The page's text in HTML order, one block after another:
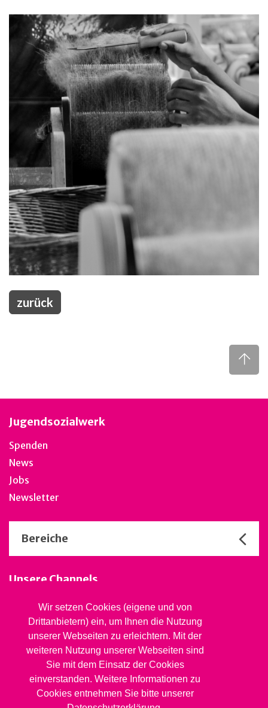
Wir setzen Cookies (eigene und von
Drittanbietern) ein, um Ihnen die Nutzung
unserer Webseiten zu erleichtern. Mit der
weiteren Nutzung unserer Webseiten sind
Sie mit dem Einsatz der Cookies
einverstanden. Weitere Informationen zu
Cookies entnehmen Sie bitte unserer
zurück
Jugendsozialwerk
Spenden
News
Jobs
Newsletter
Bereiche
Unsere Channels
Stiftung Jugendsozialwerk
Blaues Kreuz BL
Rheinstrasse 20, 4410 Liestal
061 827 99 81
info@jsw.swiss